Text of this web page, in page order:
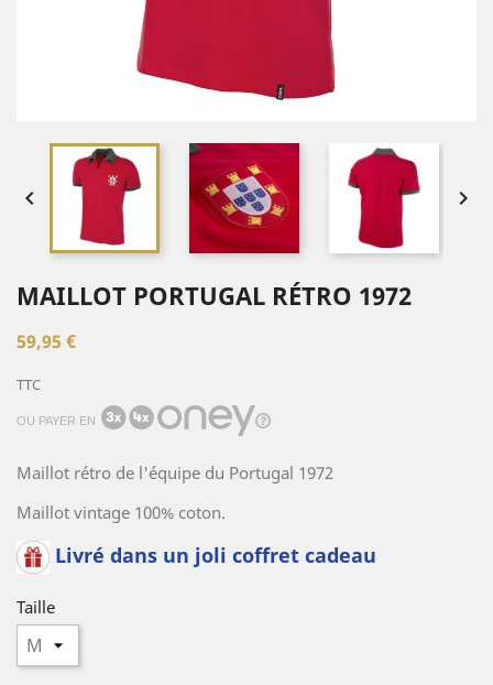
 
MAILLOT PORTUGAL RÉTRO 1972
59,95 €
TTC
OU PAYER EN
Maillot rétro de l'équipe du Portugal 1972
Maillot vintage 100% coton.
Livré dans un joli coffret cadeau
Taille